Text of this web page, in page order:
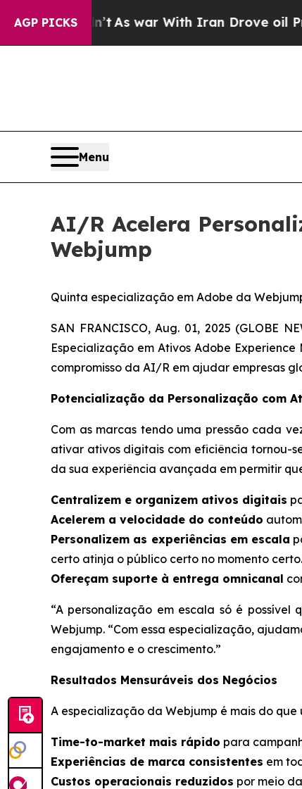
AGP PICKS
it Didn’tAs war With Iran Drove oil Prices
Menu
AI/R Acelera
Webjump
Quinta especialização em Adobe da
SAN FRANCISCO, Aug. 01, 2025 (GLOBE
Especialização em Ativos Adobe
compromisso da AI/R em ajudar empresas
Potencialização da Personalização com
Com as marcas tendo uma pressão cada
ativar ativos digitais com eficiência tornou-
da sua experiência avançada em permitir
Centralizem e organizem ativos digitais
Acelerem a velocidade do conteúdo
Personalizem as experiências em escala
certo atinja o público certo no momento certo.
Ofereçam suporte à entrega omnicanal
“A personalização em escala só é
Webjump. “Com essa especialização,
engajamento e o crescimento.”
Resultados Mensuráveis dos Negócios
A especialização da Webjump é mais do
Time-to-market mais rápido para
Experiências de marca consistentes em
Custos operacionais reduzidos por meio